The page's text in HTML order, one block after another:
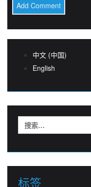
中文 (中国)
English
索：
标签